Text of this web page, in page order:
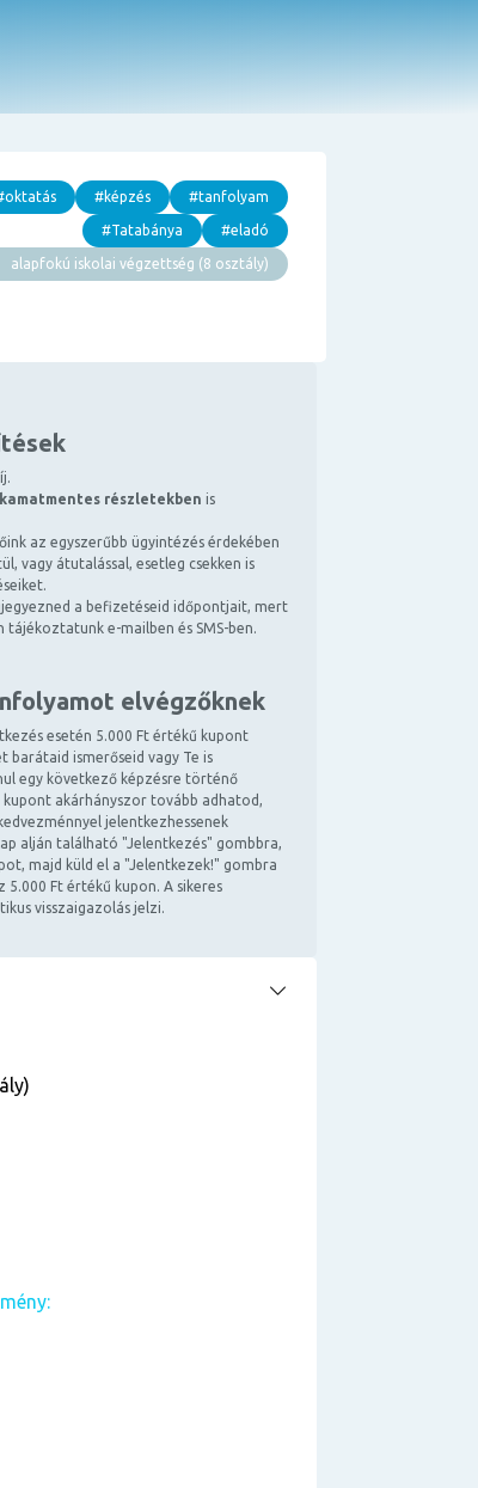
#képzés #tanfolyam
#Tatabánya #eladó
alapfokú iskolai végzettség (8 osztály)
kamatmentes részletekben is
az egyszerűbb ügyintézés érdekében
vagy átutalással, esetleg csekken is
a befizetéseid időpontjait, mert
tájékoztatunk e-mailben és SMS-ben.
elvégzőknek
esetén 5.000 Ft értékű kupont
barátaid ismerőseid vagy Te is
egy következő képzésre történő
kupont akárhányszor tovább adhatod,
jelentkezhessenek
alján található "Jelentkezés" gombbra,
majd küld el a "Jelentkezek!" gombra
5.000 Ft értékű kupon. A sikeres
visszaigazolás jelzi.